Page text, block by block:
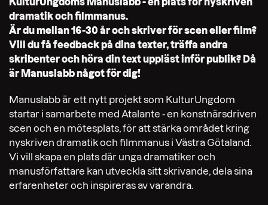
dramatik och filmmanus.
Är du mellan 16-30 år och skriver för scen eller film?
Vill du få feedback på dina texter, träffa andra
skribenter och höra din text uppläst inför publik? Då
är Manuslabb något för dig!
Manuslabb är ett nytt projekt som KulturUngdom
startar i samarbete med Atalante - en konstnärsdriven
scen och en mötesplats,för att stärka området kring
nyskriven dramatik och filmmanus i Västra Götaland.
Vi vill skapa en plats där unga dramatiker och
manusförfattare kan utveckla sitt skrivande, dela sina
erfarenheter och inspireras av varandra.